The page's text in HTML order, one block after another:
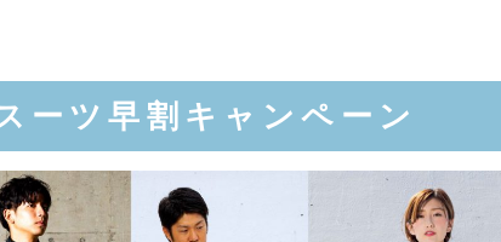
ーツ早割キャンペーン